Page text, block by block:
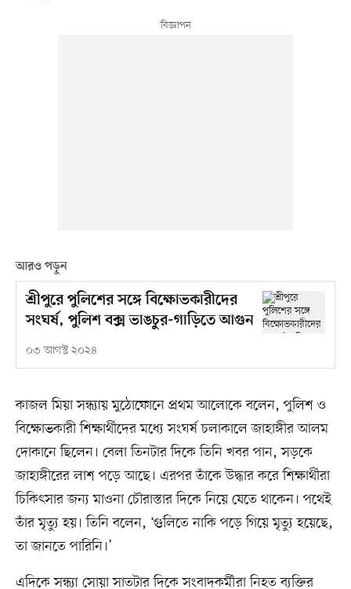
আরও পড়ুন
শ্রীপুরে পুলিশের সঙ্গে বিক্ষোভকারীদের
সংঘর্ষ, পুলিশ বক্স ভাঙচুর-গাড়িতে আগুন
০৩ আগস্ট ২০২৪
কাজল মিয়া সন্ধ্যায় মুঠোফোনে প্রথম আলোকে বলেন, পুলিশ ও
বিক্ষোভকারী শিক্ষার্থীদের মধ্যে সংঘর্ষ চলাকালে জাহাঙ্গীর আলম
দোকানে ছিলেন। বেলা তিনটার দিকে তিনি খবর পান, সড়কে
জাহাঙ্গীরের লাশ পড়ে আছে। এরপর তাঁকে উদ্ধার করে শিক্ষার্থীরা
চিকিৎসার জন্য মাওনা চৌরাস্তার দিকে নিয়ে যেতে থাকেন। পথেই
তাঁর মৃত্যু হয়। তিনি বলেন, ‘গুলিতে নাকি পড়ে গিয়ে মৃত্যু হয়েছে,
তা জানতে পারিনি।’
এদিকে সন্ধ্যা সোয়া সাতটার দিকে সংবাদকর্মীরা নিহত ব্যক্তির